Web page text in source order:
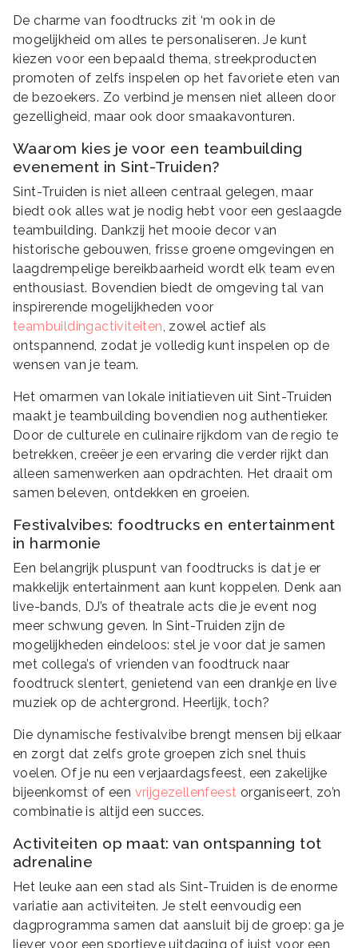
De charme van foodtrucks zit ‘m ook in de
mogelijkheid om alles te personaliseren. Je kunt
kiezen voor een bepaald thema, streekproducten
promoten of zelfs inspelen op het favoriete eten van
de bezoekers. Zo verbind je mensen niet alleen door
gezelligheid, maar ook door smaakavonturen.
Waarom kies je voor een teambuilding
evenement in Sint-Truiden?
Sint-Truiden is niet alleen centraal gelegen, maar
biedt ook alles wat je nodig hebt voor een geslaagde
teambuilding. Dankzij het mooie decor van
historische gebouwen, frisse groene omgevingen en
laagdrempelige bereikbaarheid wordt elk team even
enthousiast. Bovendien biedt de omgeving tal van
inspirerende mogelijkheden voor
teambuildingactiviteiten, zowel actief als
ontspannend, zodat je volledig kunt inspelen op de
wensen van je team.
Het omarmen van lokale initiatieven uit Sint-Truiden
maakt je teambuilding bovendien nog authentieker.
Door de culturele en culinaire rijkdom van de regio te
betrekken, creëer je een ervaring die verder rijkt dan
alleen samenwerken aan opdrachten. Het draait om
samen beleven, ontdekken en groeien.
Festivalvibes: foodtrucks en entertainment
in harmonie
Een belangrijk pluspunt van foodtrucks is dat je er
makkelijk entertainment aan kunt koppelen. Denk aan
live-bands, DJ’s of theatrale acts die je event nog
meer schwung geven. In Sint-Truiden zijn de
mogelijkheden eindeloos: stel je voor dat je samen
met collega’s of vrienden van foodtruck naar
foodtruck slentert, genietend van een drankje en live
muziek op de achtergrond. Heerlijk, toch?
Die dynamische festivalvibe brengt mensen bij elkaar
en zorgt dat zelfs grote groepen zich snel thuis
voelen. Of je nu een verjaardagsfeest, een zakelijke
bijeenkomst of een vrijgezellenfeest organiseert, zo’n
combinatie is altijd een succes.
Activiteiten op maat: van ontspanning tot
adrenaline
Het leuke aan een stad als Sint-Truiden is de enorme
variatie aan activiteiten. Je stelt eenvoudig een
dagprogramma samen dat aansluit bij de groep: ga je
liever voor een sportieve uitdaging of juist voor een